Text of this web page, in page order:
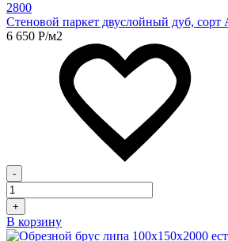
Стеновой паркет двуслойный дуб,
6 650 Р/м2
-
+
В корзину